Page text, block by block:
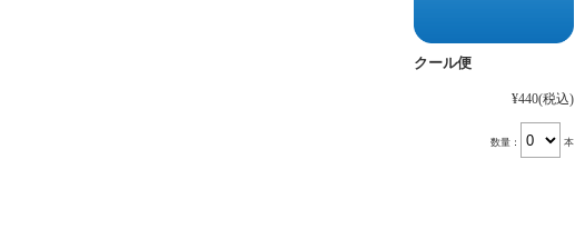
クール便
¥440(税込)
数量： 本